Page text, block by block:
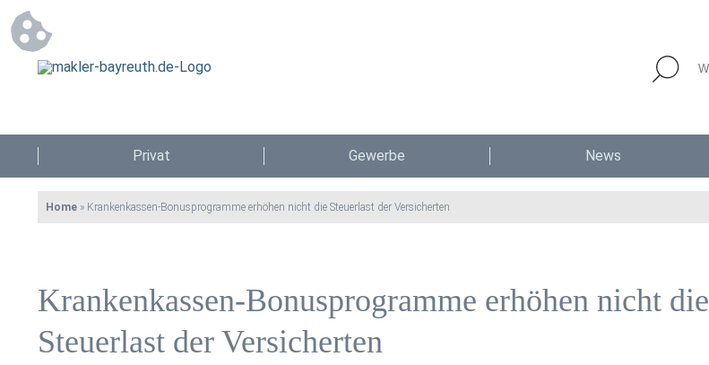
Privat Gewerbe News
Home » Krankenkassen-Bonusprogramme erhöhen nicht die Steuerlast der Versicherten
Krankenkassen-Bonusprogramme erhöhen nicht die
Steuerlast der Versicherten